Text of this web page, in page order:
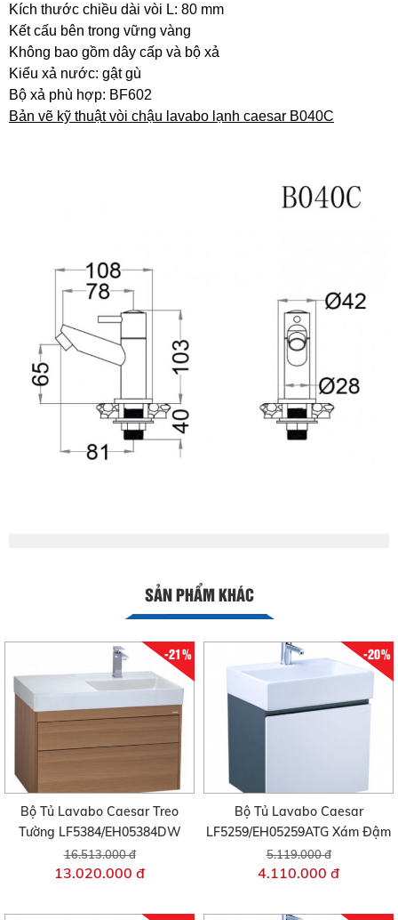
Kích thước chiều dài vòi L: 80 mm
Kết cấu bên trong vững vàng
Không bao gồm dây cấp và bộ xả
Kiểu xả nước: gật gù
Bộ xả phù hợp: BF602
Bản vẽ kỹ thuật vòi chậu lavabo lạnh caesar B040C
SẢN PHẨM KHÁC
-21%
Bộ Tủ Lavabo Caesar Treo
Tường LF5384/EH05384DW
16.513.000 đ
13.020.000 đ
-20%
Bộ Tủ Lavabo Caesar
LF5259/EH05259ATG Xám Đậm
5.119.000 đ
4.110.000 đ